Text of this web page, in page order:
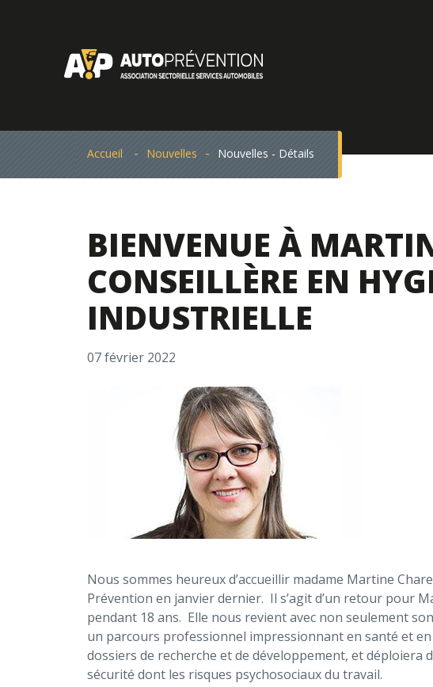
Accueil Nouvelles Nouvelles - Détails
BIENVENUE À
CONSEILLÈRE EN
INDUSTRIELLE
07 février 2022
Nous sommes heureux d’accueillir madame Martine
Prévention en janvier dernier. Il s’agit d’un retour pour
pendant 18 ans. Elle nous revient avec non seulement
un parcours professionnel impressionnant en santé et
dossiers de recherche et de développement, et déploiera
sécurité dont les risques psychosociaux du travail.